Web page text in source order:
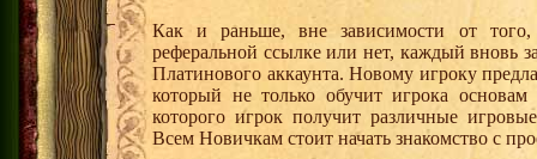
Как и раньше, вне зависимости от того,
реферальной ссылке или нет, каждый вновь
Платинового аккаунта. Новому игроку
который не только обучит игрока
которого игрок получит различные
Всем Новичкам стоит начать знакомство с